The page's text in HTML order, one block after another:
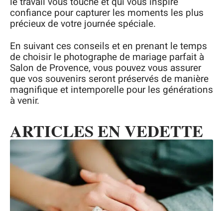
confiance pour capturer les moments les plus
précieux de votre journée spéciale.
En suivant ces conseils et en prenant le temps
de choisir le photographe de mariage parfait à
Salon de Provence, vous pouvez vous assurer
que vos souvenirs seront préservés de manière
magnifique et intemporelle pour les générations
à venir.
ARTICLES EN VEDETTE